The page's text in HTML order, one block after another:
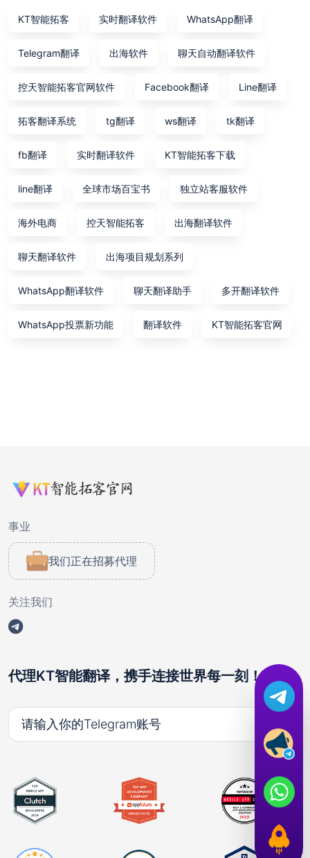
KT智能拓客 实时翻译软件 WhatsApp翻译
Telegram翻译 出海软件 聊天自动翻译软件
控天智能拓客官网软件 Facebook翻译 Line翻译
拓客翻译系统 tg翻译 ws翻译 tk翻译
fb翻译 实时翻译软件 KT智能拓客下载
line翻译 全球市场百宝书 独立站客服软件
海外电商 控天智能拓客 出海翻译软件
聊天翻译软件 出海项目规划系列
WhatsApp翻译软件 聊天翻译助手 多开翻译软件
WhatsApp投票新功能 翻译软件 KT智能拓客官网
事业
我们正在招募代理
关注我们
代理KT智能翻译，携手连接世界每一刻！